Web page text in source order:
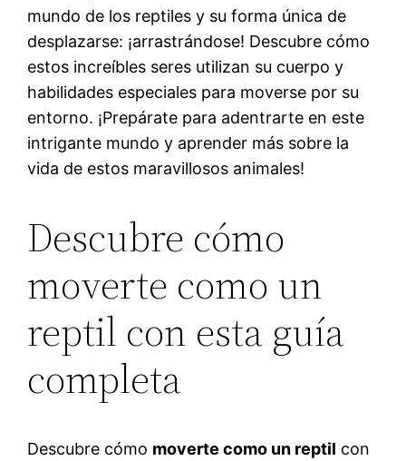
mundo de los reptiles y su forma única de
desplazarse: ¡arrastrándose! Descubre cómo
estos increíbles seres utilizan su cuerpo y
habilidades especiales para moverse por su
entorno. ¡Prepárate para adentrarte en este
intrigante mundo y aprender más sobre la
vida de estos maravillosos animales!
Descubre cómo
moverte como un
reptil con esta guía
completa
Descubre cómo moverte como un reptil con